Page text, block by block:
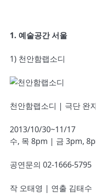
1. 예술공간 서울
1) 천안함랩소디
천안함랩소디 | 극단 완
2013/10/30~11/17
수, 목 8pm | 금 3pm,
공연문의 02-1666-5795
작 오태영 | 연출 김태수